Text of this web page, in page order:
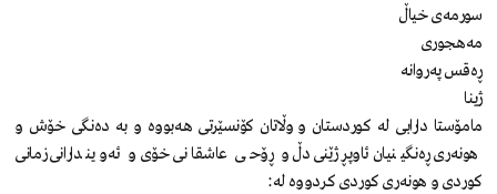
سورمەی خیاڵ
مەهجوری
ڕەقس پەروانە
ژینا
مامۆستا دارابی لە کوردستان و وڵاتان کۆنسێرتی هەبووە و بە دەنگی خۆش و
هونەری ڕەنگینیان ئاوپڕژێنی دڵ و ڕۆحی عاشقانی خۆی و ئەویندارانی زمانی
کوردی و هونەری کوردی کردووە لە: